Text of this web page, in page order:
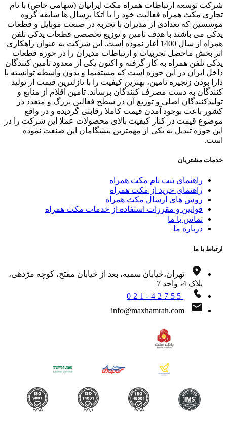
توسعه ارتباطات همراه مکث ایرانیان (سهامی خاص) با نام
مکث همراه فعالیت خود را با اتکا برسال ها سابقه گروه
که تعدادی از مدیران با تجربه در صنعت موبایل و قطعات
می باشند با هدف تامین و توزیع تخصصی قطعات یدکی تلفن
همراه از سال 1400 آغاز نموده است. این شرکت به عنوان راهکاری
بخش ماحصل تجربیات و ارتباطات مدیران را در حوزه قطعات
تلفن همراه به کار گرفته و اکنون یکی از معدود تامین کنندگان
ایران در این حوزه است که مستقیما و بدون واسطه توانسته با
بودن زنجیره تامین، بهترین کیفیت را با نازلترین قیمت از تولید
به دست مصرف کنندگان برساند. تامین اقلام از منابع و
اصلی و توزیع آن در سطح فعالین بزرگ و متعدد در
باعث بوجود آمدن قیمت کاملا رقابتی گردیده و در واقع
قیمت در کنار کیفیت بالای محصولات عملا این شرکت را در
حوزه تبدیل به یکی از مهمترین پیشگامان این صنعت نموده
مشتریان
راهنمای ثبت نام مکث همراه
راهنمای خرید از مکث همراه
روش های ارسال مکث همراه
قوانین و مقررات استفاده از خدمات مکث همراه
تماس با ما
درباره ما
با ما
تهران،خیابان سمیه، بعد از خیابان مفتح، کوچه مژدهی،
پلاک 4، واحد 7
021-42755
info@maxhamrah.com